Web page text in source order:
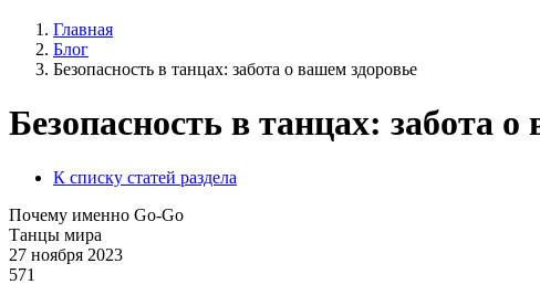
Главная
Блог
Безопасность в танцах: забота о вашем здоровье
Безопасность в танцах: забота
К списку статей раздела
Почему именно Go-Go
Танцы мира
27 ноября 2023
571